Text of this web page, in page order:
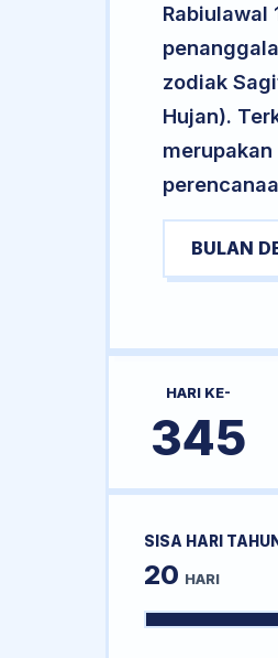
Rabiulawal
zodiak
Hujan).
BULAN
HARI KE-
345
SISA HARI
20 HARI